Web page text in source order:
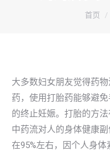
你在
首页
大多数妇女朋友觉得药
药，使用打胎药能够避
的终止妊娠。打胎的方
中药流对人的身体健康
在95%左右，因个人身